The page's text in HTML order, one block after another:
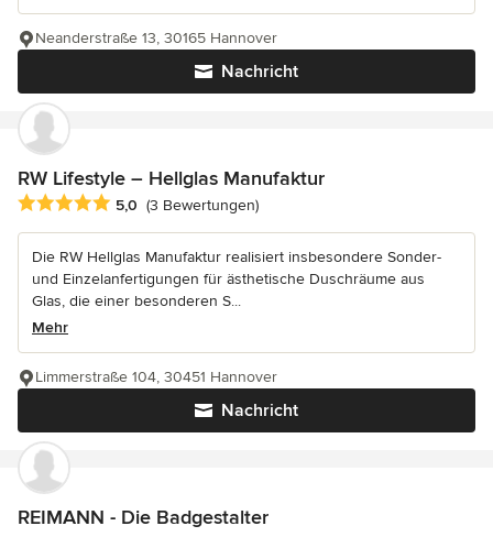
Nachricht
Neanderstraße 13, 30165 Hannover
RW Lifestyle – Hellglas Manufaktur
Durchschnittliche Bewertung: 5 von 5 Sternen
5,0 (3 Bewertungen)
Die RW Hellglas Manufaktur realisiert insbesondere Sonder-
und Einzelanfertigungen für ästhetische Duschräume aus
Glas, die einer besonderen S...
Mehr
Nachricht
Limmerstraße 104, 30451 Hannover
REIMANN - Die Badgestalter